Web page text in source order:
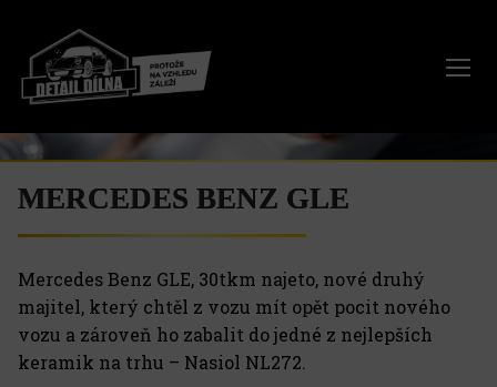
obsah
MERCEDES BENZ GLE
Mercedes Benz GLE, 30tkm najeto, nové druhý
majitel, který chtěl z vozu mít opět pocit nového
vozu a zároveň ho zabalit do jedné z nejlepších
keramik na trhu – Nasiol NL272.